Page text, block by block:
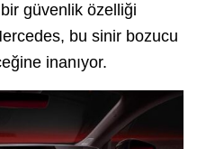
güvenlik özelliği
bu sinir bozucu
inanıyor.